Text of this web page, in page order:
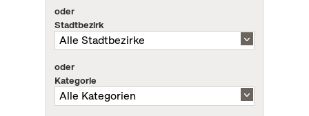
oder
Stadtbezirk
oder
Kategorie